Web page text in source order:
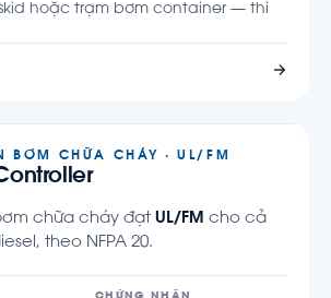
hoặc trạm bơm container — thi
BƠM CHỮA CHÁY · UL/FM
chữa cháy đạt UL/FM cho cả
theo NFPA 20.